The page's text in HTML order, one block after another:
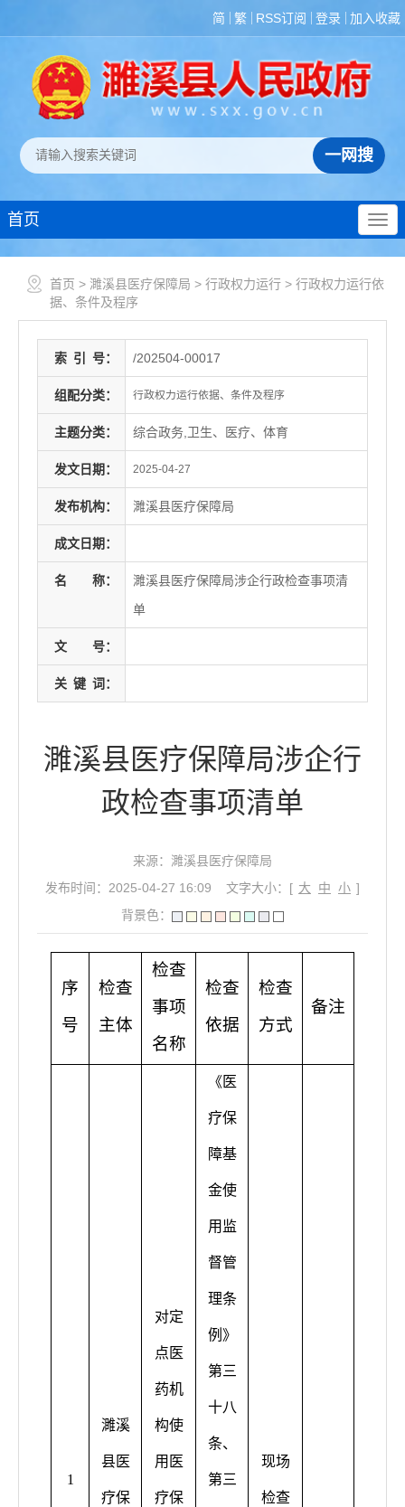
简 繁 RSS订阅 登录 加入收藏
首页
首页 > 濉溪县医疗保障局 > 行政权力运行 > 行政权力运行依
据、条件及程序
索 引 号： /202504-00017
组配分类： 行政权力运行依据、条件及程序
主题分类： 综合政务,卫生、医疗、体育
发文日期： 2025-04-27
发布机构： 濉溪县医疗保障局
成文日期：
名 称：
濉溪县医疗保障局涉企行政检查事项清
单
文 号：
关 键 词：
濉溪县医疗保障局涉企行
政检查事项清单
来源：濉溪县医疗保障局
发布时间：2025-04-27 16:09
文字大小：[ 大 中 小 ]
背景色：
序
号
检查
主体
检查
事项
名称
检查
依据
检查
方式
备注
1
濉溪
县医
疗保
对定
点医
药机
构使
用医
疗保
《医
疗保
障基
金使
用监
督管
理条
例》
第三
十八
条、
第三
现场
检查